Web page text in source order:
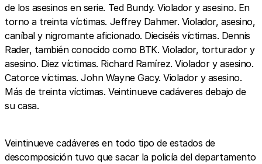
de los asesinos en serie. Ted Bundy. Violador y asesino. En
torno a treinta víctimas. Jeffrey Dahmer. Violador, asesino,
caníbal y nigromante aficionado. Dieciséis víctimas. Dennis
Rader, también conocido como BTK. Violador, torturador y
asesino. Diez víctimas. Richard Ramírez. Violador y asesino.
Catorce víctimas. John Wayne Gacy. Violador y asesino.
Más de treinta víctimas. Veintinueve cadáveres debajo de
su casa.
Veintinueve cadáveres en todo tipo de estados de
descomposición tuvo que sacar la policía del departamento